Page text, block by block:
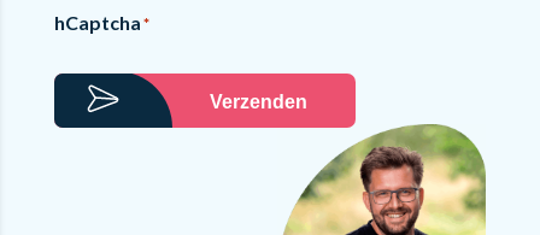
hCaptcha*
Verzenden